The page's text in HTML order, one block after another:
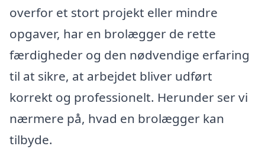
overfor et stort projekt eller mindre
opgaver, har en brolægger de rette
færdigheder og den nødvendige erfaring
til at sikre, at arbejdet bliver udført
korrekt og professionelt. Herunder ser vi
nærmere på, hvad en brolægger kan
tilbyde.